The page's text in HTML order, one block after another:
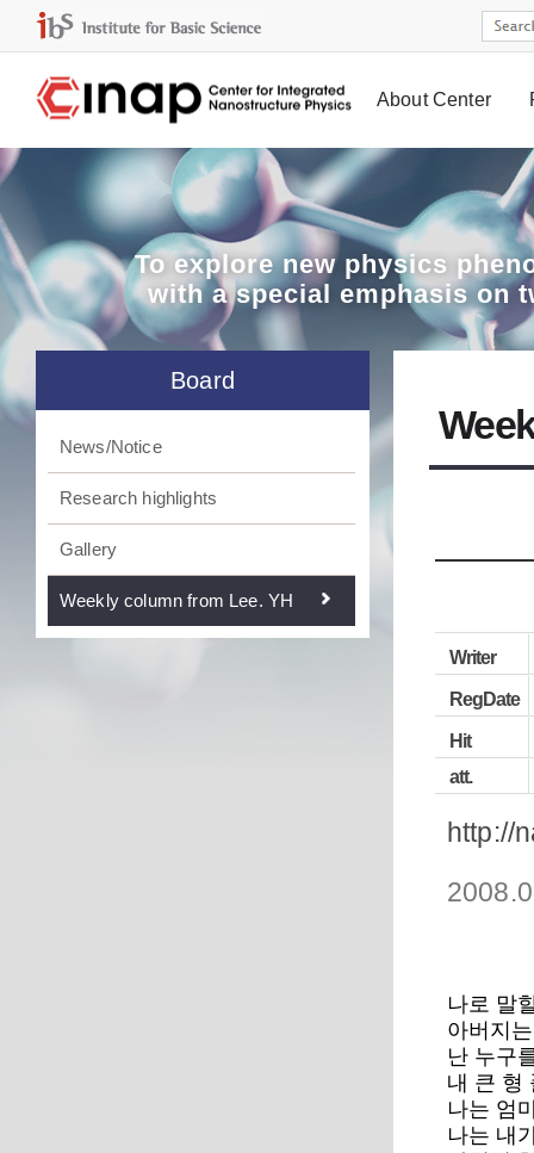
About Center
To explorenew physics
with a special emphasis on
Board
News/Notice
Research highlights
Gallery
Weekly column from Lee. YH
Writer
RegDate
Hit
att.
http://
나로 말
아버지
난 누구
내 큰 형
나는 엄
나는 내